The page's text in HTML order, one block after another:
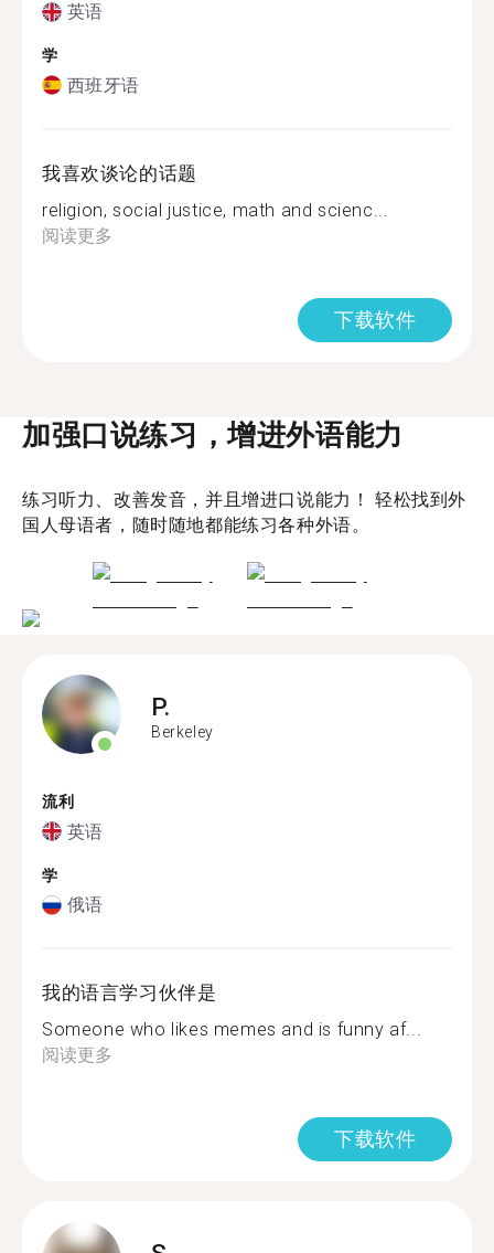
英语
学
西班牙语
我喜欢谈论的话题
religion, social justice, math and scienc...
阅读更多
下载软件
加强口说练习，增进外语能力
练习听力、改善发音，并且增进口说能力！ 轻松找到外
国人母语者，随时随地都能练习各种外语。
P.
Berkeley
流利
英语
学
俄语
我的语言学习伙伴是
Someone who likes memes and is funny af...
阅读更多
下载软件